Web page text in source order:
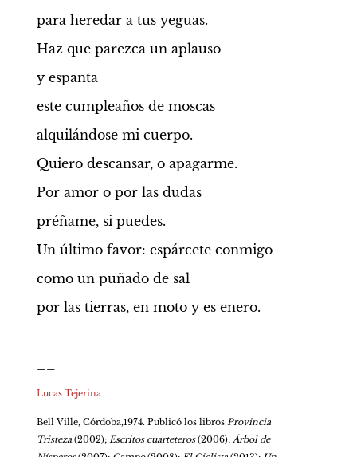
para heredar a tus yeguas.
Haz que parezca un aplauso
y espanta
este cumpleaños de moscas
alquilándose mi cuerpo.
Quiero descansar, o apagarme.
Por amor o por las dudas
préñame, si puedes.
Un último favor: espárcete conmigo
como un puñado de sal
por las tierras, en moto y es enero.
Lucas Tejerina
Bell Ville, Córdoba,1974. Publicó los libros Provincia
Tristeza (2002); Escritos cuarteteros (2006); Árbol de